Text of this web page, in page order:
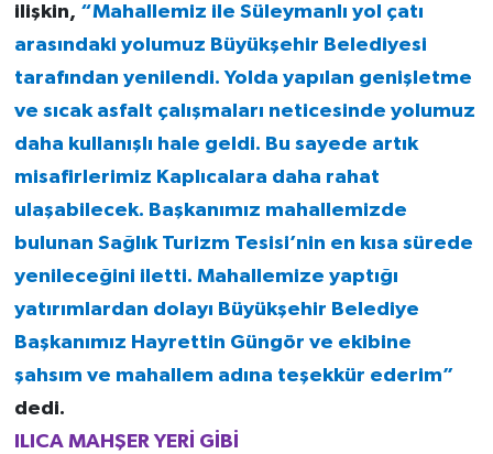
ilişkin, “Mahallemiz ile Süleymanlı yol çatı
arasındaki yolumuz Büyükşehir Belediyesi
tarafından yenilendi. Yolda yapılan genişletme
ve sıcak asfalt çalışmaları neticesinde yolumuz
daha kullanışlı hale geldi. Bu sayede artık
misafirlerimiz Kaplıcalara daha rahat
ulaşabilecek. Başkanımız mahallemizde
bulunan Sağlık Turizm Tesisi’nin en kısa sürede
yenileceğini iletti. Mahallemize yaptığı
yatırımlardan dolayı Büyükşehir Belediye
Başkanımız Hayrettin Güngör ve ekibine
şahsım ve mahallem adına teşekkür ederim”
dedi.
ILICA MAHŞER YERİ GİBİ